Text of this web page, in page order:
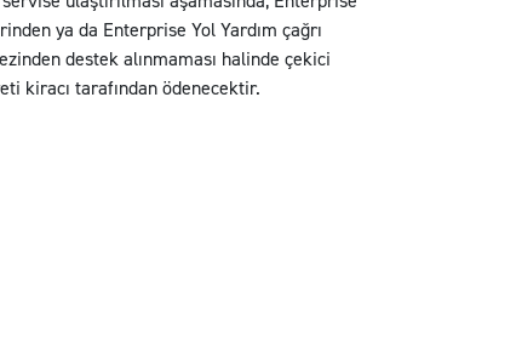
ya da Enterprise Yol Yardım çağrı
destek alınmaması halinde çekici
kiracı tarafından ödenecektir.